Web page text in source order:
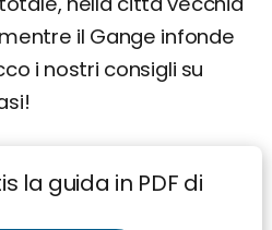
il Gange infonde
i nostri consigli su
la guida in PDF di